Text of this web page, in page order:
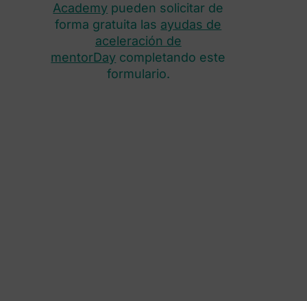
Academy pueden solicitar de
forma gratuita las ayudas de
aceleración de
mentorDay completando este
formulario.